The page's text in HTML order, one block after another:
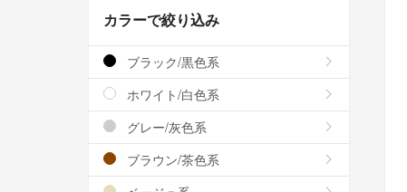
カラーで絞り込み
ブラック/黒色系
ホワイト/白色系
グレー/灰色系
ブラウン/茶色系